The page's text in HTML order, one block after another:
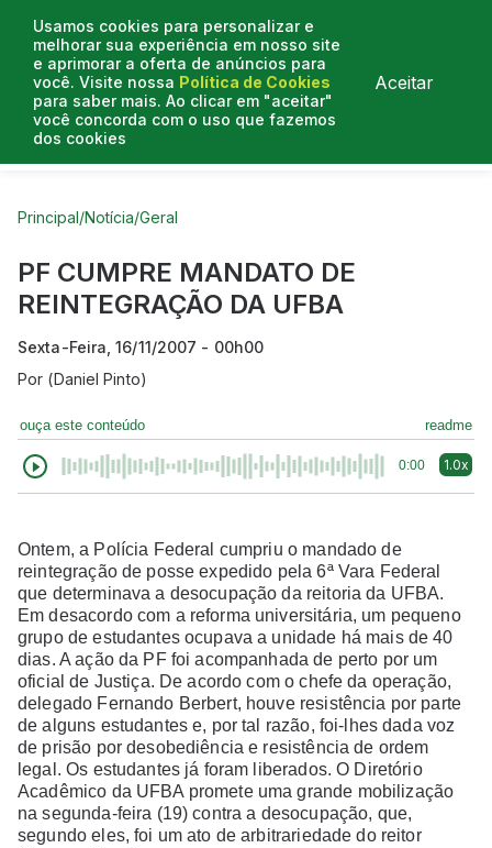
Usamos cookies para personalizar e
melhorar sua experiência em nosso site
e aprimorar a oferta de anúncios para
você. Visite nossa Política de Cookies
para saber mais. Ao clicar em "aceitar"
você concorda com o uso que fazemos
dos cookies
Aceitar
Curtas do Poder
Principal/Notícia/Geral
PF CUMPRE MANDATO DE
REINTEGRAÇÃO DA UFBA
Sexta-Feira, 16/11/2007 - 00h00
Por (Daniel Pinto)
ouça este conteúdo readme
0:00 1.0x
Ontem, a Polícia Federal cumpriu o mandado de
reintegração de posse expedido pela 6ª Vara Federal
que determinava a desocupação da reitoria da UFBA.
Em desacordo com a reforma universitária, um pequeno
grupo de estudantes ocupava a unidade há mais de 40
dias. A ação da PF foi acompanhada de perto por um
oficial de Justiça. De acordo com o chefe da operação,
delegado Fernando Berbert, houve resistência por parte
de alguns estudantes e, por tal razão, foi-lhes dada voz
de prisão por desobediência e resistência de ordem
legal. Os estudantes já foram liberados. O Diretório
Acadêmico da UFBA promete uma grande mobilização
na segunda-feira (19) contra a desocupação, que,
segundo eles, foi um ato de arbitrariedade do reitor